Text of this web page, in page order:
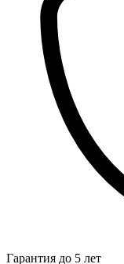
Гарантия до 5 лет